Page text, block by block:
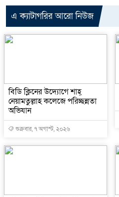
এ ক্যাটাগরির আরো নিউজ
বিডি ক্লিনের উদ্যোগে শাহ্
নেয়ামতুল্লাহ কলেজে পরিচ্ছন্নতা
অভিযান
শুক্রবার, ৭ অগাস্ট, ২০২৬